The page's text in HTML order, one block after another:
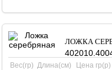
ЛОЖКА
Вес(гр) Длина(см) Цена гр(р)